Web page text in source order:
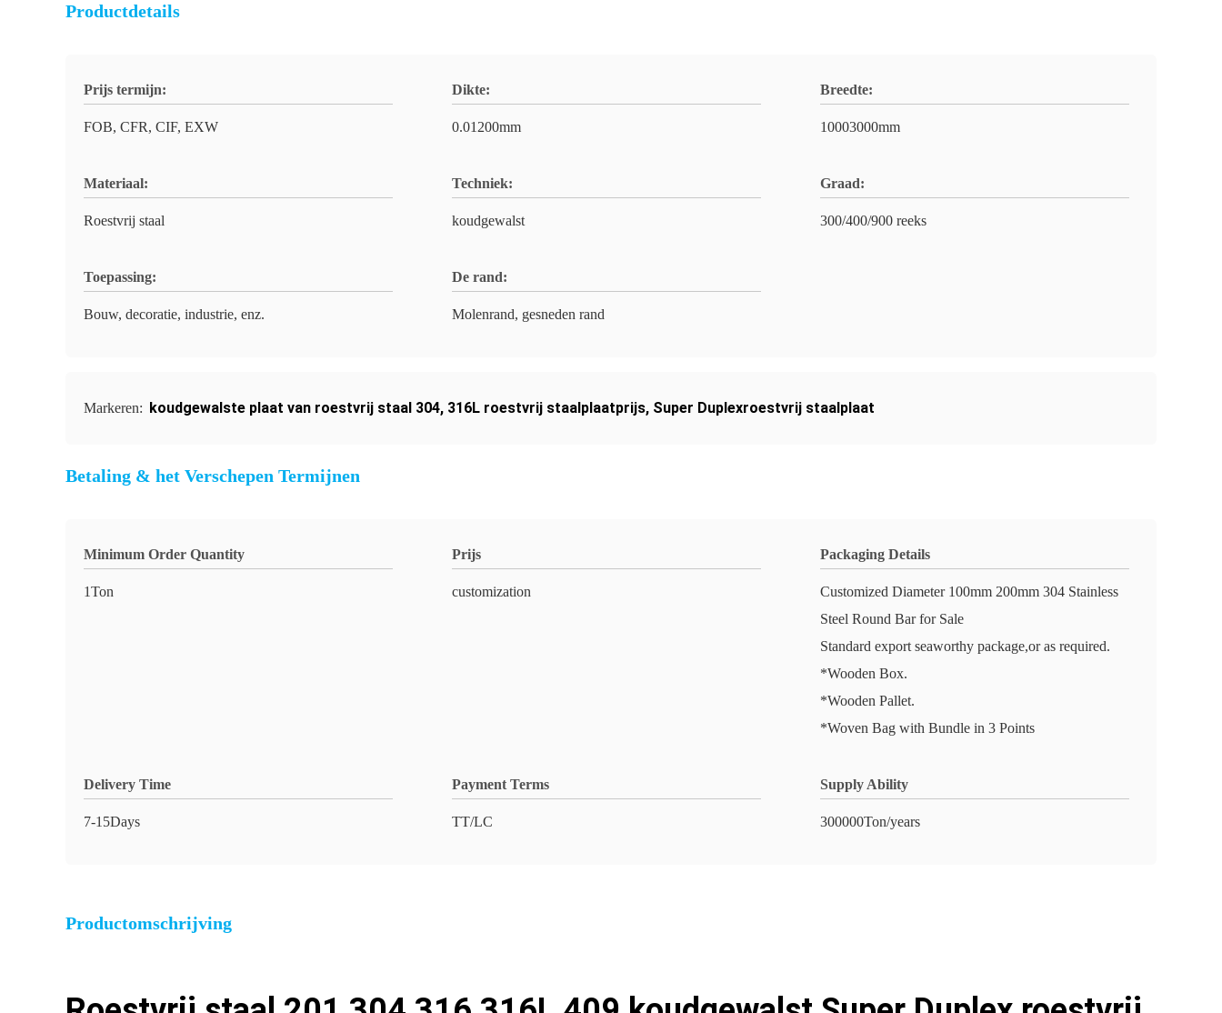
Productdetails
Prijs termijn:
FOB, CFR, CIF, EXW
Dikte:
0.01200mm
Breedte:
10003000mm
Materiaal:
Roestvrij staal
Techniek:
koudgewalst
Graad:
300/400/900 reeks
Toepassing:
Bouw, decoratie, industrie, enz.
De rand:
Molenrand, gesneden rand
Markeren: koudgewalste plaat van roestvrij staal 304, 316L roestvrij staalplaatprijs, Super Duplexroestvrij staalplaat
Betaling & het Verschepen Termijnen
Minimum Order Quantity
1Ton
Prijs
customization
Packaging Details
Customized Diameter 100mm 200mm 304 Stainless
Steel Round Bar for Sale
Standard export seaworthy package,or as required.
*Wooden Box.
*Wooden Pallet.
*Woven Bag with Bundle in 3 Points
Delivery Time
7-15Days
Payment Terms
TT/LC
Supply Ability
300000Ton/years
Productomschrijving